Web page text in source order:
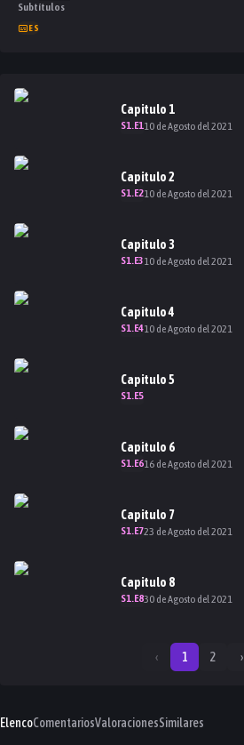
Subtítulos
ES
Capitulo 1
S1.E110 de Agosto del 2021
Capitulo2
S1.E210 de Agosto del 2021
Capitulo3
S1.E310 de Agosto del 2021
Capitulo4
S1.E410 de Agosto del 2021
Capitulo5
S1.E5
Capitulo 6
S1.E616 de Agosto del 2021
Capitulo 7
S1.E723 de Agosto del 2021
Capitulo 8
S1.E830 de Agosto del 2021
‹ 1 2 ›
ElencoComentariosValoracionesSimilares